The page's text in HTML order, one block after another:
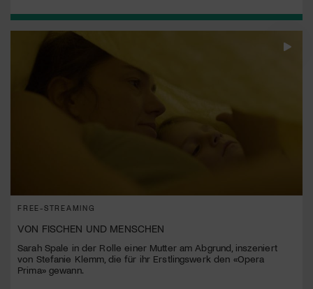
FREE-STREAMING
VON FISCHEN UND MENSCHEN
Sarah Spale in der Rolle einer Mutter am Abgrund, inszeniert
von Stefanie Klemm, die für ihr Erstlingswerk den «Opera
Prima» gewann.